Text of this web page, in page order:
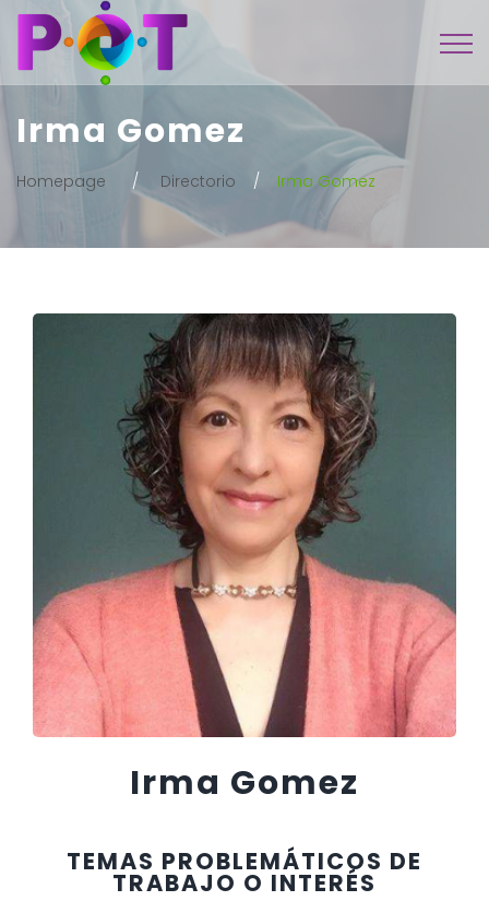
Irma Gomez
Homepage Directorio Irma Gomez
Irma Gomez
TEMAS PROBLEMÁTICOS DE
TRABAJO O INTERÉS